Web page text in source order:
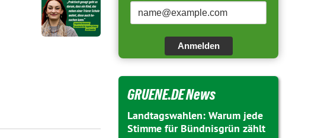
Anmelden
GRUENE.DE News
Landtagswahlen: Warum jede
Stimme für Bündnisgrün zählt